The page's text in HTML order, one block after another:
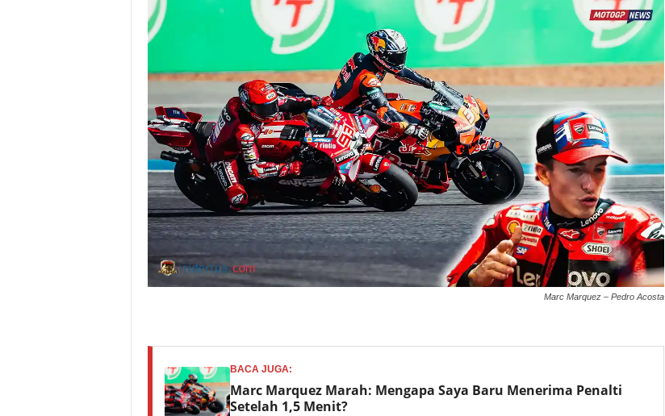
Marc Marquez – Pedro Acosta
BACA JUGA:
Marc Marquez Marah: Mengapa Saya Baru Menerima Penalti
Setelah 1,5 Menit?